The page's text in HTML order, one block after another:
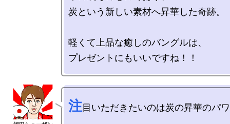
炭という新しい素材へ昇華した奇跡。
軽くて上品な癒しのバングルは、
注目いただきたいのは炭の昇華のパ